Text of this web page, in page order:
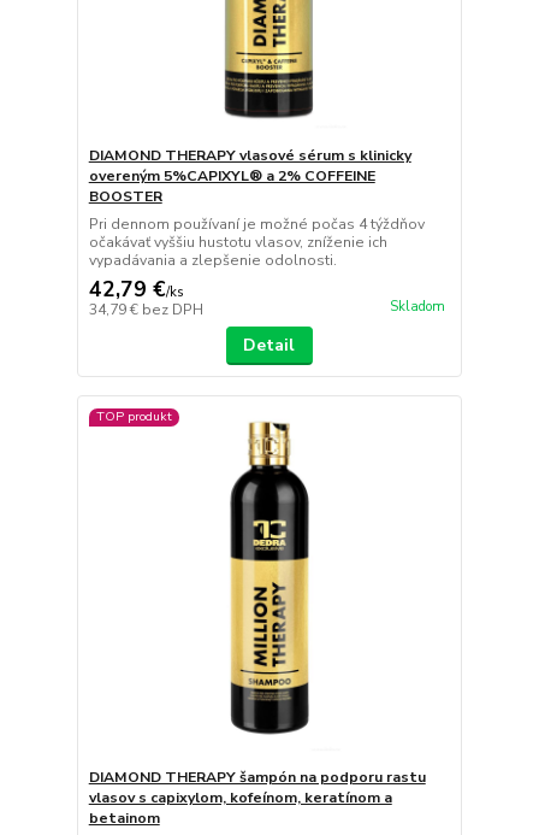
DIAMOND THERAPY vlasové sérum s klinicky
overeným 5%CAPIXYL® a 2% COFFEINE
BOOSTER
Pri dennom používaní je možné počas 4 týždňov
očakávať vyššiu hustotu vlasov, zníženie ich
vypadávania a zlepšenie odolnosti.
42,79 €/ks
34,79 € bez DPH Skladom
Detail
TOP produkt
DIAMOND THERAPY šampón na podporu rastu
vlasov s capixylom, kofeínom, keratínom a
betainom